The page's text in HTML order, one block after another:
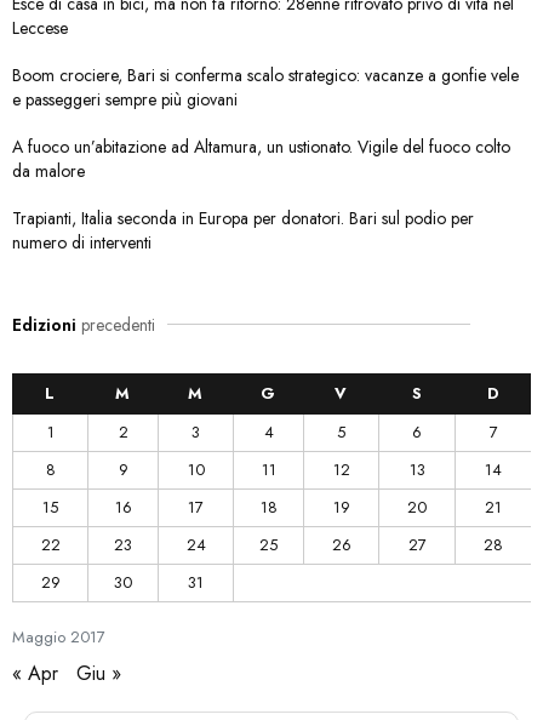
Leccese
Boom crociere, Bari si conferma scalo strategico: vacanze a gonfie vele
e passeggeri sempre più giovani
A fuoco un’abitazione ad Altamura, un ustionato. Vigile del fuoco colto
da malore
Trapianti, Italia seconda in Europa per donatori. Bari sul podio per
numero di interventi
Edizioni precedenti
Maggio 2017
L M M G V S
D
1
2 3 4 5 6
7
8
9 10 11 12 13
14
15
16 17 18 19 20
21
22
23 24 25 26 27
28
29
30 31
« Apr Giu »